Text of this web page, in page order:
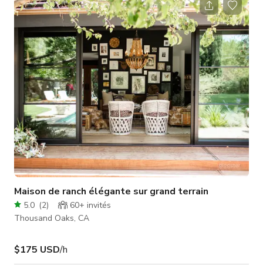
Maison de ranch élégante sur grand terrain
5.0 (2) 60+ invités
Thousand Oaks, CA
$175 USD/h